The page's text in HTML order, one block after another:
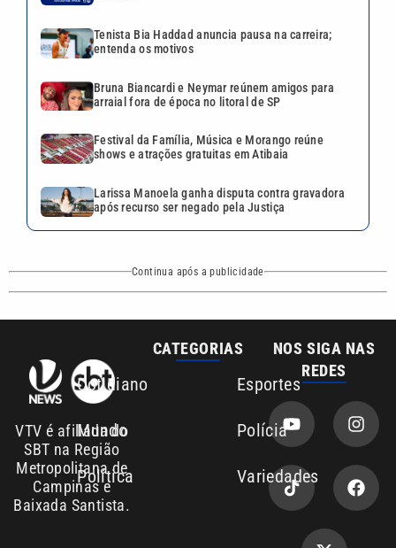
Tenista Bia Haddad anuncia pausa na carreira;
entenda os motivos
Bruna Biancardi e Neymar reúnem amigos para
arraial fora de época no litoral de SP
Festival da Família, Música e Morango reúne
shows e atrações gratuitas em Atibaia
Larissa Manoela ganha disputa contra gravadora
após recurso ser negado pela Justiça
Continua após a publicidade
VTV é afiliada do
SBT na Região
Metropolitana de
Campinas e
Baixada Santista.
CATEGORIAS
Cotidiano Esportes
Mundo Polícia
Política Variedades
NOS SIGA NAS
REDES